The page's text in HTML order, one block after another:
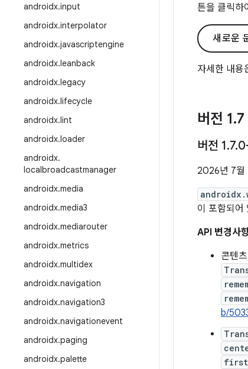
androidx.input
androidx.interpolator
androidx.javascriptengine
androidx.leanback
androidx.legacy
androidx.lifecycle
androidx.lint
androidx.loader
androidx.
localbroadcastmanager
androidx.media
androidx.media3
androidx.mediarouter
androidx.metrics
androidx.multidex
androidx.navigation
androidx.navigation3
androidx.navigationevent
androidx.paging
androidx.palette
튼을 클릭하
새로운
자세한 내용
버전 1.7
버전 1.7.
2026년 7월
이 포함되어
API 변경사
콘텐
b/